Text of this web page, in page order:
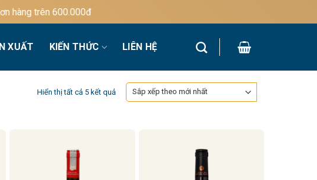
trên 600.000đ
XUẤT KIẾN THỨC LIÊN HỆ
Hiển thị tất cả 5 kết quảĐã
sắp